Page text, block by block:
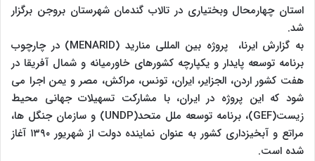
استان چهارمحال وبختیاری در تالاب گندمان شهرستان بروجن برگزار
شد.
به گزارش ایرنا، پروژه بین المللی منارید (MENARID) در چارچوب
برنامه توسعه پایدار و یکپارچه کشورهای خاورمیانه و شمال آفریقا در
هفت کشور اردن، الجزایر، ایران، تونس، مراکش، مصر و یمن اجرا می
شود که این پروژه در ایران، با مشارکت تسهیلات جهانی محیط
زیست(GEF)، برنامه توسعه ملل متحد(UNDP) و سازمان جنگل ها،
مراتع و آبخیزداری کشور به عنوان نماینده دولت از شهریور ۱۳۹۰ آغاز
شده است.